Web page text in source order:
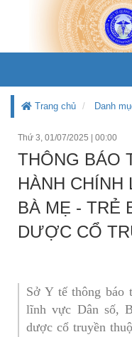
Trang chủ Danh
Thứ 3, 01/07/2025 00:00
THÔNG BÁO
HÀNH CHÍNH
BÀ MẸ - TRẺ
DƯỢC CỔ
Sở Y tế thông báo
lĩnh vực Dân số,
dược cổ truyền